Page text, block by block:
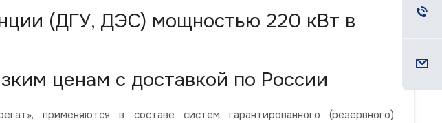
(ДГУ, ДЭС) мощностью 220 кВт в
ценам с доставкой по России
применяются в составе систем гарантированного (резервного)